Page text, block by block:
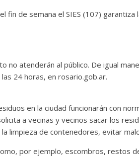
fin de semana el SIES (107) garantiza
no atenderán al público. De igual
24 horas, en rosario.gob.ar.
en la ciudad funcionarán con
a vecinas y vecinos sacar los
limpieza de contenedores, evitar
por ejemplo, escombros, restos